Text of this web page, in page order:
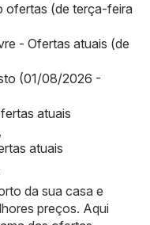
ofertas (de terça-feira
- Ofertas atuais (de
(01/08/2026 -
atuais
,
atuais
da sua casa e
preços. Aqui